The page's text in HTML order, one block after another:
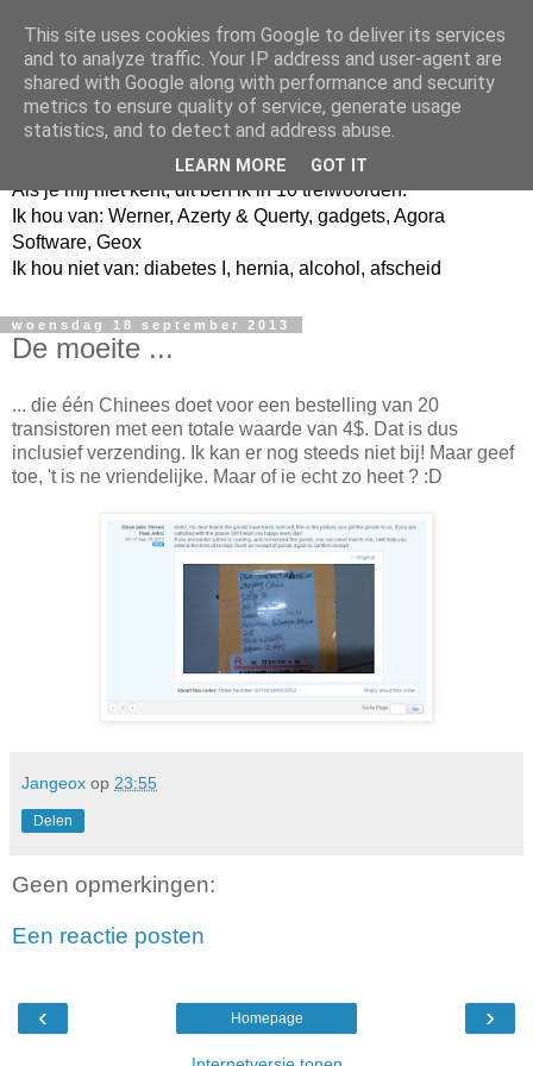
Jangeox' blog
Als je mij niet kent, dit ben ik in 10 trefwoorden.
Ik hou van: Werner, Azerty & Querty, gadgets, Agora
Software, Geox
Ik hou niet van: diabetes I, hernia, alcohol, afscheid
woensdag 18 september 2013
De moeite ...
... die één Chinees doet voor een bestelling van 20
transistoren met een totale waarde van 4$. Dat is dus
inclusief verzending. Ik kan er nog steeds niet bij! Maar geef
toe, 't is ne vriendelijke. Maar of ie echt zo heet ? :D
Jangeox op 23:55
Delen
Geen opmerkingen:
Een reactie posten
‹ ›
Homepage
This site uses cookies from Google to deliver its services
and to analyze traffic. Your IP address and user-agent are
shared with Google along with performance and security
metrics to ensure quality of service, generate usage
statistics, and to detect and address abuse.
LEARN MORE GOT IT